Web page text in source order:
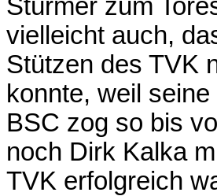
Stürmer zum
vielleicht auch,
Stützen des TVK
konnte, weil
BSC zog so bis
noch Dirk Kalka
TVK erfolgreich